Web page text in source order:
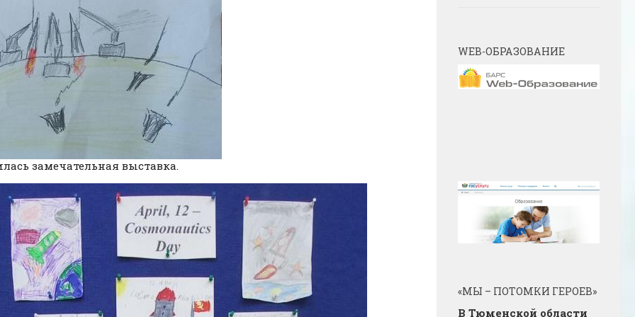
замечательная выставка.
WEB-ОБРАЗОВАНИЕ
«МЫ – ПОТОМКИ ГЕРОЕВ»
В Тюменской области